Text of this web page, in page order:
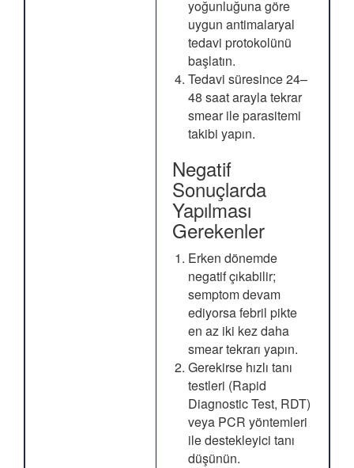
yoğunluğuna göre
uygun antimalaryal
tedavi protokolünü
başlatın.
Tedavi süresince 24–
48 saat arayla tekrar
smear ile parasitemi
takibi yapın.
Negatif
Sonuçlarda
Yapılması
Gerekenler
Erken dönemde
negatif çıkabilir;
semptom devam
ediyorsa febril pikte
en az iki kez daha
smear tekrarı yapın.
Gerekirse hızlı tanı
testleri (Rapid
Diagnostic Test, RDT)
veya PCR yöntemleri
ile destekleyici tanı
düşünün.